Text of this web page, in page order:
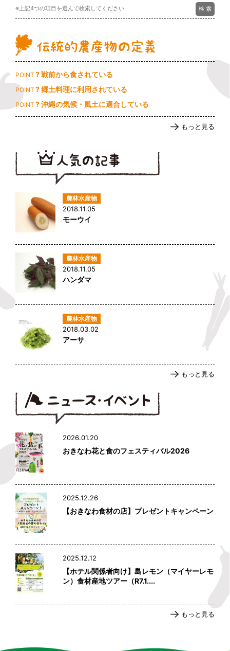
※上記4つの項目を選んで検索してください
POINT ? 戦前から食されている
POINT ? 郷土料理に利用されている
POINT ? 沖縄の気候・風土に適合している
もっと見る
2018.11.05
モーウイ
2018.11.05
ハンダマ
2018.03.02
アーサ
もっと見る
2026.01.20
おきなわ花と食のフェスティバル2026
2025.12.26
【おきなわ食材の店】プレゼントキャンペーン
2025.12.12
【ホテル関係者向け】島レモン（マイヤーレモ
ン）食材産地ツアー（R7.1....
もっと見る